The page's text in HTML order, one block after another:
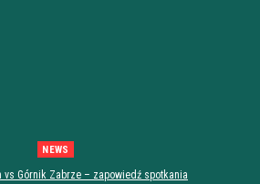
NEWS
vs Górnik Zabrze – zapowiedź spotkania